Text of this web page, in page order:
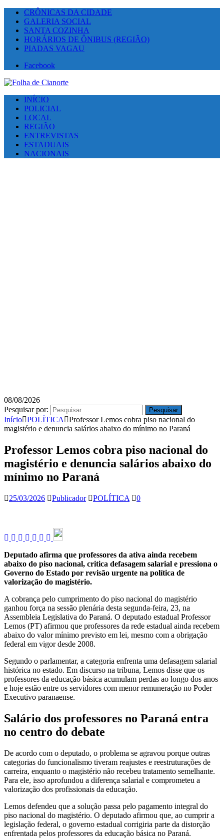
CRÔNICAS DA CIDADE
GALERIA SOCIAL
SANTA COZINHA
HORÁRIOS DE ÔNIBUS (REGIÃO)
PIADAS VAGAU
Facebook
INÍCIO
POLICIAL
LOCAL
REGIÃO
ENTREVISTAS
ESTADUAIS
NACIONAIS
08/08/2026
Pesquisar por:
Início POLÍTICA
Professor Lemos cobra piso nacional do
magistério e denuncia salários abaixo do mínimo no Paraná
Professor Lemos cobra piso nacional do
magistério e denuncia salários abaixo do
mínimo no Paraná
25/03/2026 Publicador POLÍTICA 0
Deputado afirma que professores da ativa ainda recebem
abaixo do piso nacional, critica defasagem salarial e pressiona o
Governo do Estado por revisão urgente na política de
valorização do magistério.
A cobrança pelo cumprimento do piso nacional do magistério
ganhou força na sessão plenária desta segunda-feira, 23, na
Assembleia Legislativa do Paraná. O deputado estadual Professor
Lemos (PT) afirmou que professores da rede estadual ainda recebem
abaixo do valor mínimo previsto em lei, mesmo com a obrigação
federal em vigor desde 2008.
Segundo o parlamentar, a categoria enfrenta uma defasagem salarial
histórica no estado. Em discurso na tribuna, Lemos disse que os
professores da educação básica acumulam perdas ao longo dos anos
e hoje estão entre os servidores com menor remuneração no Poder
Executivo paranaense.
Salário dos professores no Paraná entra
no centro do debate
De acordo com o deputado, o problema se agravou porque outras
categorias do funcionalismo tiveram reajustes e reestruturações de
carreira, enquanto o magistério não recebeu tratamento semelhante.
Para ele, isso aprofundou a diferença salarial e comprometeu a
valorização dos profissionais da educação.
Lemos defendeu que a solução passa pelo pagamento integral do
piso nacional do magistério. O deputado afirmou que, ao cumprir a
legislação federal, o governo estadual corrigiria parte da distorção
enfrentada pelos professores da educação básica no Paraná.